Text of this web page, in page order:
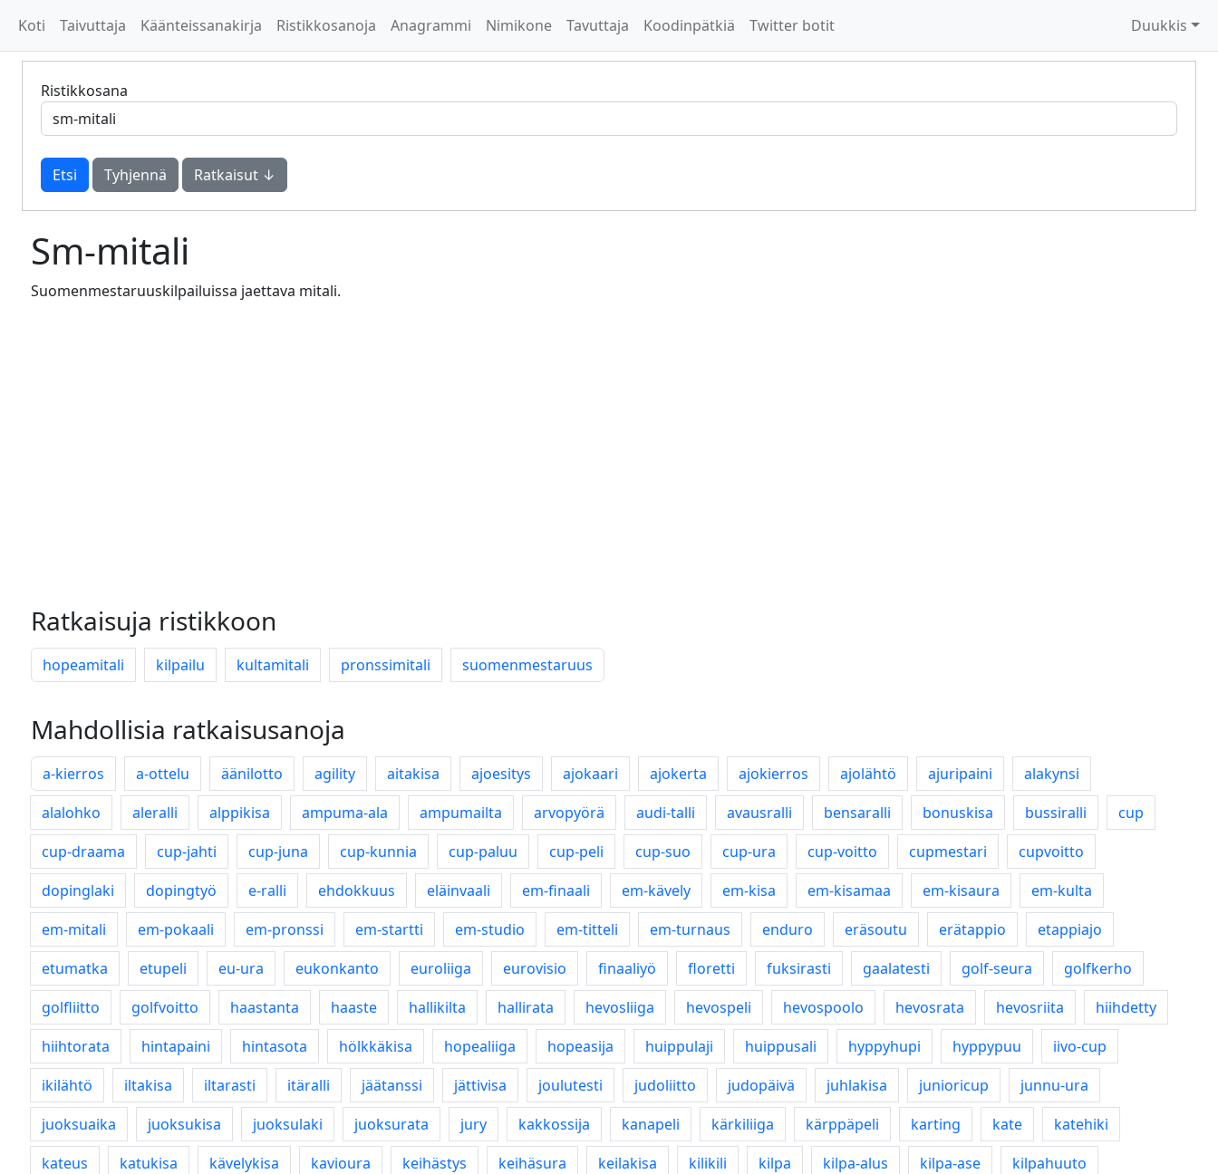
Koti Taivuttaja Käänteissanakirja Ristikkosanoja Anagrammi Nimikone Tavuttaja Koodinpätkiä Twitter botit Duukkis
Ristikkosana
Tyhjennä Ratkaisut ↓
Sm-mitali
Suomenmestaruuskilpailuissa jaettava mitali.
Ratkaisuja ristikkoon
hopeamitali kilpailu kultamitali pronssimitali suomenmestaruus
Mahdollisia ratkaisusanoja
a-kierros a-ottelu äänilotto agility aitakisa ajoesitys ajokaari ajokerta ajokierros ajolähtö ajuripaini
alakynsi
alalohko
aleralli alppikisa ampuma-ala ampumailta arvopyörä audi-talli avausralli bensaralli bonuskisa bussiralli
cup
cup-draama
cup-jahti cup-juna cup-kunnia cup-paluu cup-peli cup-suo cup-ura cup-voitto cupmestari
cupvoitto
dopinglaki
dopingtyö e-ralli ehdokkuus eläinvaali em-finaali em-kävely em-kisa em-kisamaa em-kisaura
em-kulta
em-mitali
em-pokaali em-pronssi em-startti em-studio em-titteli em-turnaus enduro eräsoutu erätappio
etappiajo
etumatka
etupeli eu-ura eukonkanto euroliiga eurovisio finaaliyö floretti fuksirasti gaalatesti golf-seura
golfkerho
golfliitto
golfvoitto haastanta haaste hallikilta hallirata hevosliiga hevospeli hevospoolo hevosrata hevosriita
hiihdetty
hiihtorata
hintapaini hintasota hölkkäkisa hopealiiga hopeasija huippulaji huippusali hyppyhupi hyppypuu
iivo-cup
ikilähtö
iltakisa iltarasti itäralli jäätanssi jättivisa joulutesti judoliitto judopäivä juhlakisa junioricup
junnu-ura
juoksuaika
juoksukisa juoksulaki juoksurata jury kakkossija kanapeli kärkiliiga kärppäpeli karting kate
katehiki
kateus
katukisa kävelykisa kavioura keihästys keihäsura keilakisa kilikili kilpa kilpa-alus kilpa-ase
kilpahuuto